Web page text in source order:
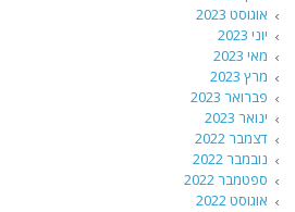
אוגוסט 2023
יוני 2023
מאי 2023
מרץ 2023
פברואר 2023
ינואר 2023
דצמבר 2022
נובמבר 2022
ספטמבר 2022
אוגוסט 2022